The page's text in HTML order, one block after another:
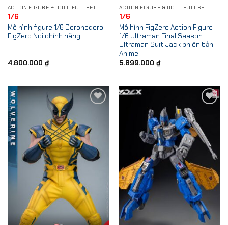
ACTION FIGURE & DOLL FULLSET
1/6
Mô hình figure 1/6 Dorohedoro
FigZero Noi chính hãng
4.800.000 ₫
ACTION FIGURE & DOLL FULLSET
1/6
Mô hình FigZero Action Figure
1/6 Ultraman Final Season
Ultraman Suit Jack phiên bản
Anime
5.699.000 ₫
Wishlist